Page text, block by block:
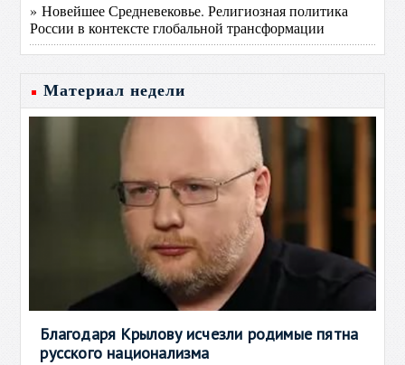
» Новейшее Средневековье. Религиозная политика
России в контексте глобальной трансформации
Материал недели
Благодаря Крылову исчезли родимые пятна
русского национализма